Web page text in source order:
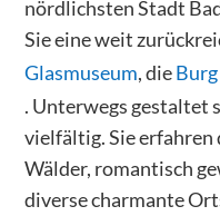
nördlichsten Stadt
Sie eine weit
Glasmuseum, die
. Unterwegs gestaltet
vielfältig. Sie erfahren
Wälder, romantisch
diverse charmante